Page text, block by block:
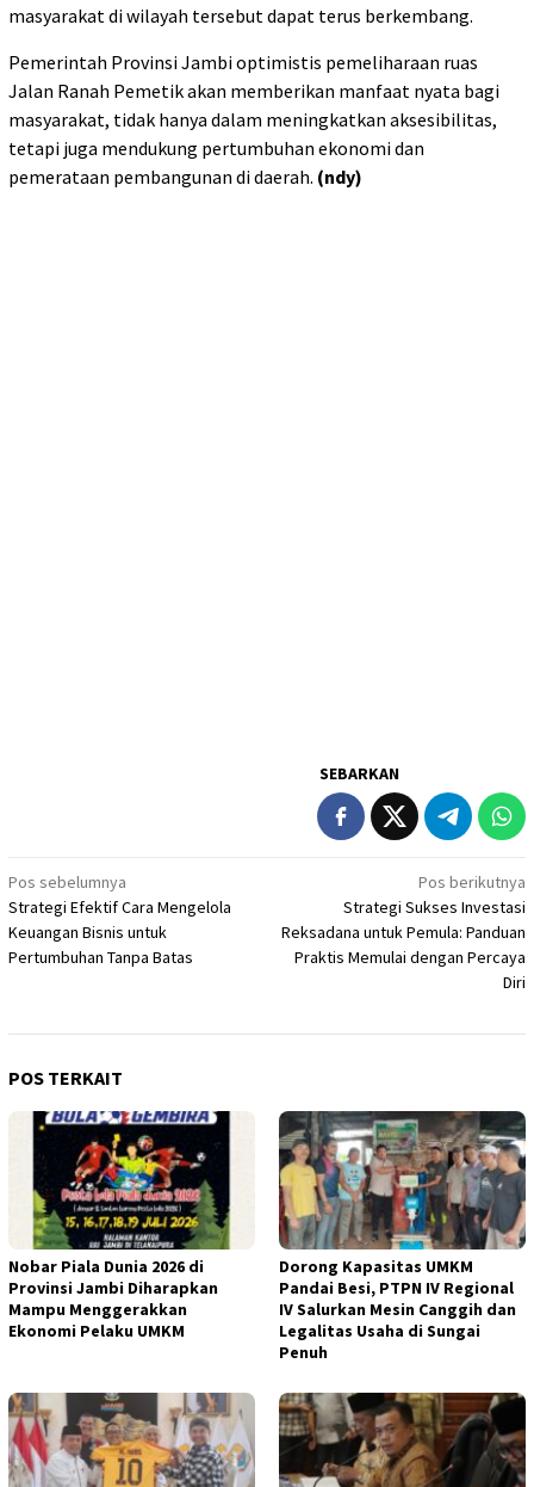
masyarakat di wilayah tersebut dapat terus berkembang.
Pemerintah Provinsi Jambi optimistis pemeliharaan ruas
Jalan Ranah Pemetik akan memberikan manfaat nyata bagi
masyarakat, tidak hanya dalam meningkatkan aksesibilitas,
tetapi juga mendukung pertumbuhan ekonomi dan
pemerataan pembangunan di daerah. (ndy)
SEBARKAN
Navigasi
pos
Pos sebelumnya
Strategi Efektif Cara Mengelola
Keuangan Bisnis untuk
Pertumbuhan Tanpa Batas
Pos berikutnya
Strategi Sukses Investasi
Reksadana untuk Pemula: Panduan
Praktis Memulai dengan Percaya
Diri
POS TERKAIT
Nobar Piala Dunia 2026 di
Provinsi Jambi Diharapkan
Mampu Menggerakkan
Ekonomi Pelaku UMKM
Dorong Kapasitas UMKM
Pandai Besi, PTPN IV Regional
IV Salurkan Mesin Canggih dan
Legalitas Usaha di Sungai
Penuh